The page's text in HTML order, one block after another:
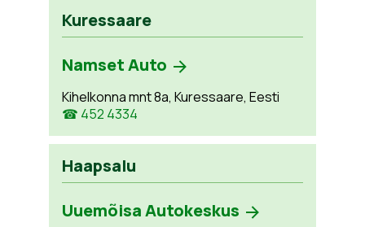
Kuressaare
Namset Auto
Kihelkonna mnt 8a, Kuressaare, Eesti
☎ 452 4334
Haapsalu
Uuemõisa Autokeskus